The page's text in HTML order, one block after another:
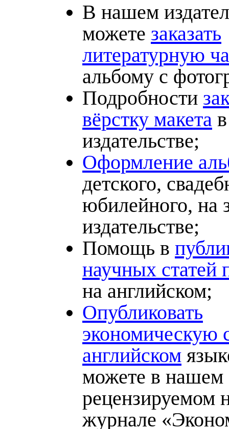
В нашем
можете заказать
литературную
альбому с
Подробности
вёрстку макета
издательстве;
Оформление
детского,
юбилейного, на
издательстве;
Помощь в
научных статей
на английском;
Опубликовать
экономическую
английском
можете в нашем
рецензируемом
журнале